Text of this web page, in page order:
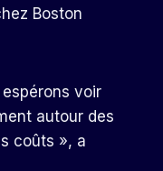
Boston
voir
autour des
coûts », a